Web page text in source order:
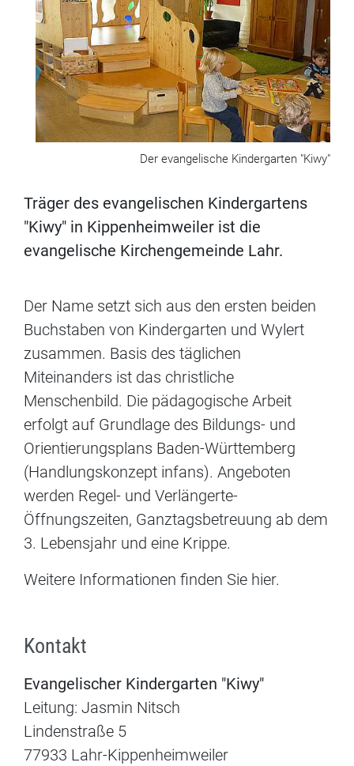
Der evangelische Kindergarten "Kiwy"
Träger des evangelischen Kindergartens
"Kiwy" in Kippenheimweiler ist die
evangelische Kirchengemeinde Lahr.
Der Name setzt sich aus den ersten beiden
Buchstaben von Kindergarten und Wylert
zusammen. Basis des täglichen
Miteinanders ist das christliche
Menschenbild. Die pädagogische Arbeit
erfolgt auf Grundlage des Bildungs- und
Orientierungsplans Baden-Württemberg
(Handlungskonzept infans). Angeboten
werden Regel- und Verlängerte-
Öffnungszeiten, Ganztagsbetreuung ab dem
3. Lebensjahr und eine Krippe.
Weitere Informationen finden Sie hier.
Kontakt
Evangelischer Kindergarten "Kiwy"
Leitung: Jasmin Nitsch
Lindenstraße 5
77933 Lahr-Kippenheimweiler